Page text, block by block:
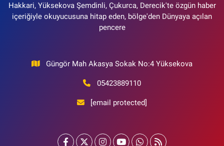
Hakkari, Yüksekova Şemdinli, Çukurca, Derecik'te özgün haber
içeriğiyle okuyucusuna hitap eden, bölge'den Dünyaya açılan
pencere
Güngör Mah Akasya Sokak No:4 Yüksekova
05423889110
[email protected]